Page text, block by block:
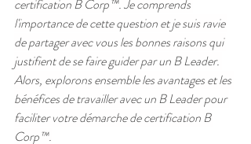
certification B Corp™. Je comprends
l'importance de cette question et je suis ravie
de partager avec vous les bonnes raisons qui
justifient de se faire guider par un B Leader.
Alors, explorons ensemble les avantages et les
bénéfices de travailler avec un B Leader pour
faciliter votre démarche de certification B
Corp™.